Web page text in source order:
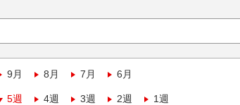
9月 8月 7月 6月
5週 4週 3週 2週 1週